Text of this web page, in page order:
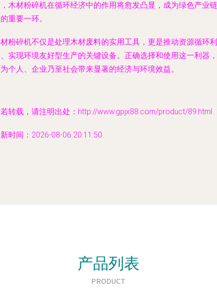
木材粉碎机在循环经济中的作用将愈发凸显，成为绿色产业链
重要一环。
粉碎机不仅是处理木材废料的实用工具，更是推动资源循环利
实现环境友好型生产的关键设备。正确选择和使用这一利器，
个人、企业乃至社会带来显著的经济与环境效益。
转载，请注明出处：http://www.gpjx88.com/product/89.html
时间：2026-08-06 20:11:50
产品列表
PRODUCT